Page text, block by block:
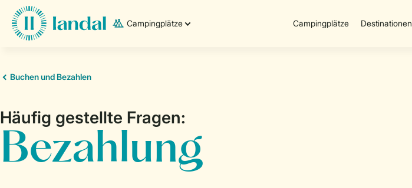
Campingplätze Campingplätze Destinationen